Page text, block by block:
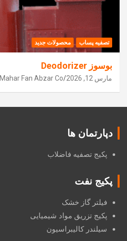
تصفیه پساب محصولات جدید
بوسوز Deodorizer
مارس 12, 2026 Mahar Fan Abzar Co
دپارتمان ها
پکیج تصفیه فاضلاب
پکیج نفت
فیلتر گاز خشک
پکیج تزریق مواد شیمیایی
سیلندر کالیبراسیون